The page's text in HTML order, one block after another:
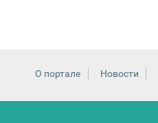
О портале Новости